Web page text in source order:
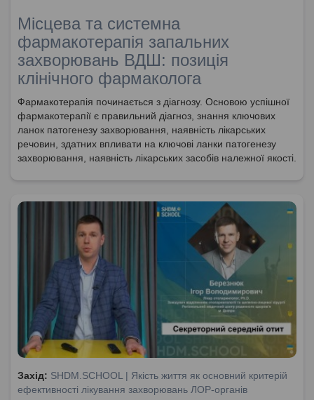
Місцева та системна
фармакотерапія запальних
захворювань ВДШ: позиція
клінічного фармаколога
Фармакотерапія починається з діагнозу. Основою успішної
фармакотерапії є правильний діагноз, знання ключових
ланок патогенезу захворювання, наявність лікарських
речовин, здатних впливати на ключові ланки патогенезу
захворювання, наявність лікарських засобів належної якості.
саме в осередок запалення, а не обов’язково впливати на
увесь організм.
Захід: SHDM.SCHOOL | Якість життя як основний критерій
ефективності лікування захворювань ЛОР-органів